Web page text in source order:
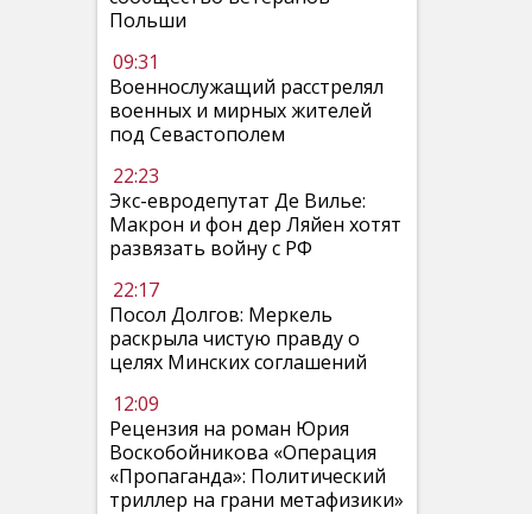
Польши
09:31
Военнослужащий расстрелял
военных и мирных жителей
под Севастополем
22:23
Экс-евродепутат Де Вилье:
Макрон и фон дер Ляйен хотят
развязать войну с РФ
22:17
Посол Долгов: Меркель
раскрыла чистую правду о
целях Минских соглашений
12:09
Рецензия на роман Юрия
Воскобойникова «Операция
«Пропаганда»: Политический
триллер на грани метафизики»